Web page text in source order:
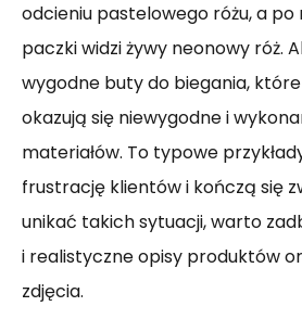
odcieniu pastelowego różu, a
paczki widzi żywy neonowy róż.
wygodne buty do biegania,
okazują się niewygodne i
materiałów. To typowe
frustrację klientów i kończą się
unikać takich sytuacji, warto
i realistyczne opisy produktów
zdjęcia.